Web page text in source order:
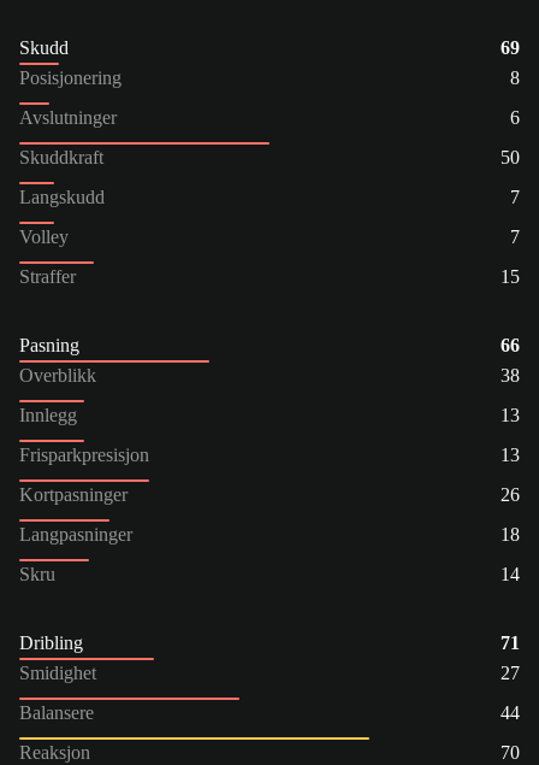
Skudd
69
Posisjonering
8
Avslutninger
6
Skuddkraft
50
Langskudd
7
Volley
7
Straffer
15
Pasning
66
Overblikk
38
Innlegg
13
Frisparkpresisjon
13
Kortpasninger
26
Langpasninger
18
Skru
14
Dribling
71
Smidighet
27
Balansere
44
Reaksjon
70